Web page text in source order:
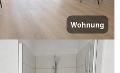
Wohnung